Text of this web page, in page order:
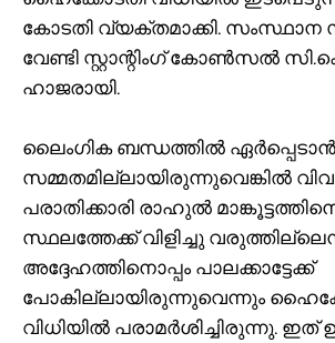
കോടതി വ്യക്തമാക്കി. സംസ്ഥാന
വേണ്ടി സ്റ്റാന്റിംഗ് കോണ്‍സല്‍
ഹാജരായി.
ലൈംഗിക ബന്ധത്തില്‍ ഏര്‍പ്പെടാന്‍
സമ്മതമില്ലായിരുന്നുവെങ്കില്‍
പരാതിക്കാരി രാഹുല്‍
സ്ഥലത്തേക്ക് വിളിച്ചു
അദ്ദേഹത്തിനൊപ്പം പാലക്കാട്ടേക്ക്
പോകില്ലായിരുന്നുവെന്നും
വിധിയില്‍ പരാമര്‍ശിച്ചിരുന്നു. ഇത്